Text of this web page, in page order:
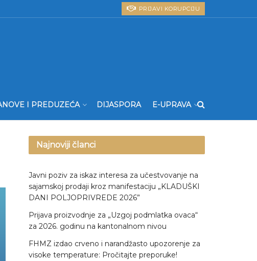
PRIJAVI KORUPCIJU
I PREDUZEĆA DIJASPORA E-UPRAVA
Najnoviji članci
Javni poziv za iskaz interesa za učestvovanje na
sajamskoj prodaji kroz manifestaciju „KLADUŠKI
DANI POLJOPRIVREDE 2026”
Prijava proizvodnje za „Uzgoj podmlatka ovaca“
za 2026. godinu na kantonalnom nivou
FHMZ izdao crveno i narandžasto upozorenje za
visoke temperature: Pročitajte preporuke!